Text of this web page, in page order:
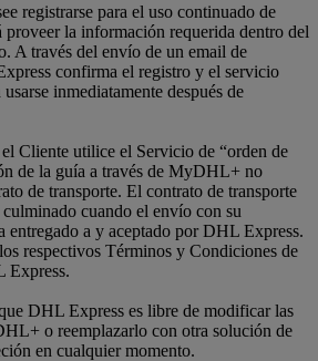
registrarse para el uso continuado de
la información requerida dentro del
A través del envío de un email de
confirma el registro y el servicio
inmediatamente después de
Cliente utilice el Servicio de “orden de
de la guía a través de MyDHL+ no
de transporte. El contrato de transporte
culminado cuando el envío con su
entregado a y aceptado por DHL Express.
respectivos Términos y Condiciones de
Express.
DHL Express es libre de modificar las
o reemplazarlo con otra solución de
en cualquier momento.